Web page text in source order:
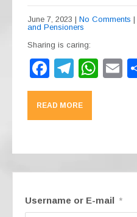
June 7, 2023 | No Comments |
and Pensioners
Sharing is caring:
F
a
c
e
k
T
el
e
gr
W
E
READ MORE
Username or E-mail *